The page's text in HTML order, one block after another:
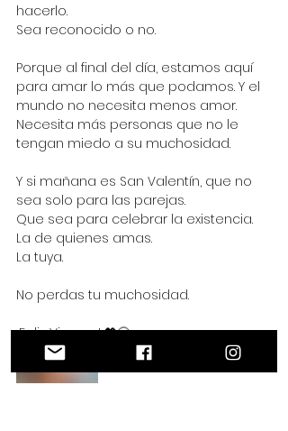
hacerlo.
Sea reconocido o no.
Porque al final del día, estamos aquí
para amar lo más que podamos. Y el
mundo no necesita menos amor.
Necesita más personas que no le
tengan miedo a su muchosidad.
Y si mañana es San Valentín, que no
sea solo para las parejas.
Que sea para celebrar la existencia.
La de quienes amas.
La tuya.
No perdas tu muchosidad.
¡Feliz Viernes! 💖😊